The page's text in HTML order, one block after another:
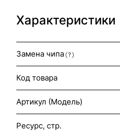
Характеристики
Замена чипа ?
Код товара
Артикул (Модель)
Ресурс, стр.